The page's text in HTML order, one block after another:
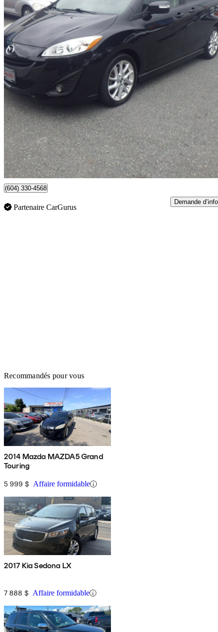
2014 Mazda MAZDA5
GT
8 890 $ Affaire
156 $/mois env.
Vancouver, BC
(604) 330-4568
Partenaire CarGurus
Demande d’info
Recommandés pour vous
2014 Mazda MAZDA5 Grand
Touring
5 999 $ Affaire formidable
2017 Kia Sedona LX
7 888 $ Affaire formidable